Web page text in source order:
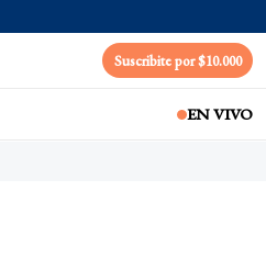
Suscribite por $10.000
EN VIVO